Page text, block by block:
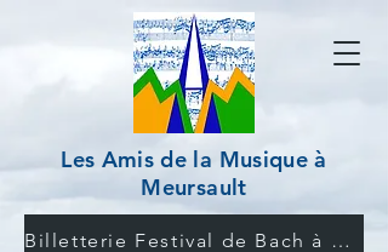
Les Amis de la Musique à
Meursault
Billetterie Festival de Bach à Bacchus